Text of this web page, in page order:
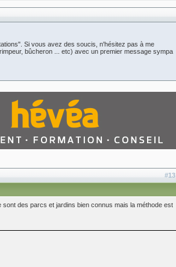
Si vous avez des soucis, n'hésitez pas à me
bûcheron ... etc) avec un premier message sympa
#13
des parcs et jardins bien connus mais la méthode est